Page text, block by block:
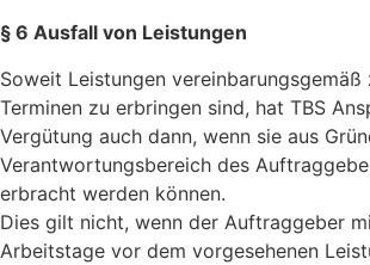
§ 6 Ausfall von Leistungen
Soweit Leistungen
Terminen zu erbringen sind, hat TBS
Vergütung auch dann, wenn sie aus
Verant­wortungsbereich des
erbracht werden können.
Dies gilt nicht, wenn der Auftraggeber
Arbeitstage vor dem vorge­sehenen